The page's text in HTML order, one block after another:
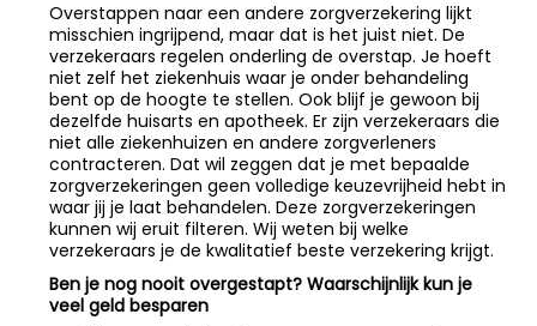
Overstappen naar een andere zorgverzekering lijkt
misschien ingrijpend, maar dat is het juist niet. De
verzekeraars regelen onderling de overstap. Je hoeft
niet zelf het ziekenhuis waar je onder behandeling
bent op de hoogte te stellen. Ook blijf je gewoon bij
dezelfde huisarts en apotheek. Er zijn verzekeraars die
niet alle ziekenhuizen en andere zorgverleners
contracteren. Dat wil zeggen dat je met bepaalde
zorgverzekeringen geen volledige keuzevrijheid hebt in
waar jij je laat behandelen. Deze zorgverzekeringen
kunnen wij eruit filteren. Wij weten bij welke
verzekeraars je de kwalitatief beste verzekering krijgt.
Ben je nog nooit overgestapt? Waarschijnlijk kun je
veel geld besparen